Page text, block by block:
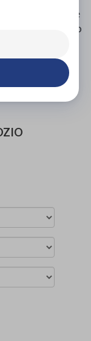
antiodore e
ambiente sano